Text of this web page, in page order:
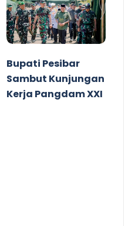
Bupati Pesibar
Sambut Kunjungan
Kerja Pangdam XXI